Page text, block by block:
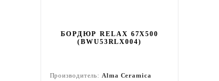
БОРДЮР RELAX 67X500
(BWU53RLX004)
Производитель:Alma Ceramica